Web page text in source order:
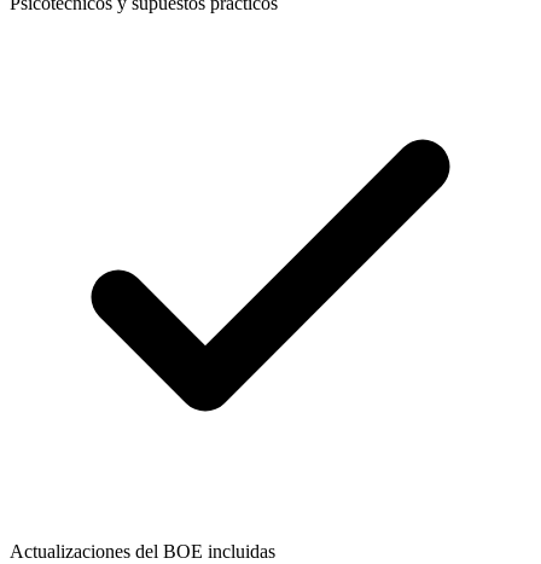
Actualizaciones del BOE incluidas